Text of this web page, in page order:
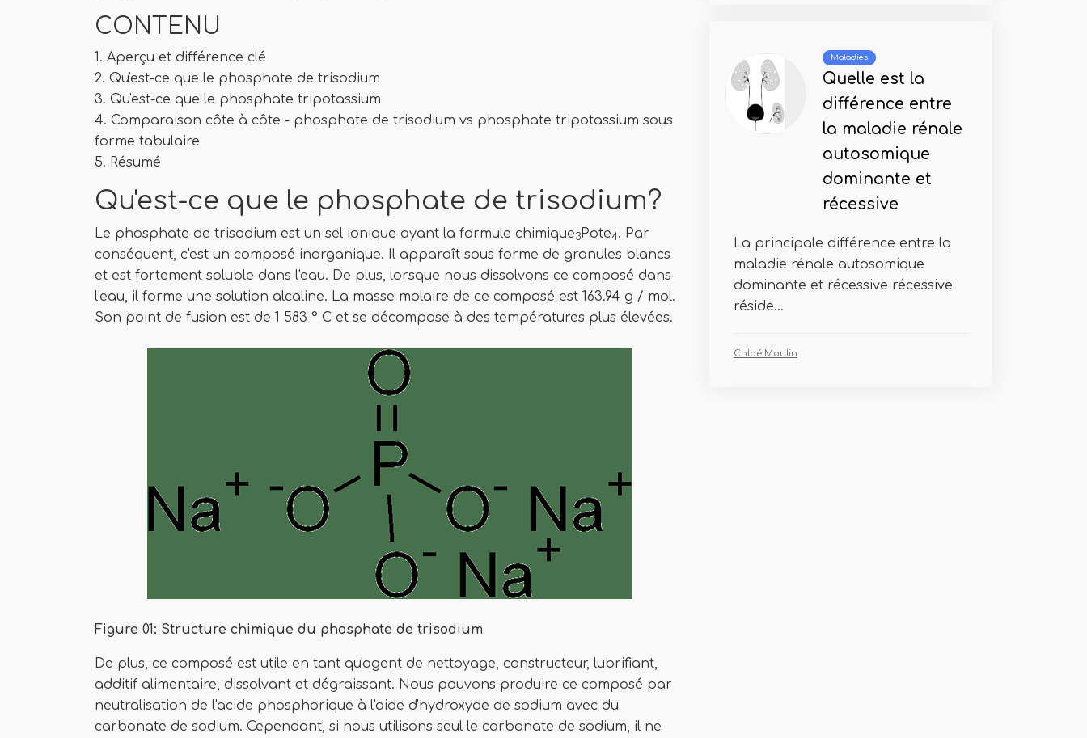
CONTENU
1. Aperçu et différence clé
2. Qu'est-ce que le phosphate de trisodium
3. Qu'est-ce que le phosphate tripotassium
4. Comparaison côte à côte - phosphate de trisodium vs phosphate tripotassium sous
forme tabulaire
5. Résumé
Qu'est-ce que le phosphate de trisodium?
Le phosphate de trisodium est un sel ionique ayant la formule chimique3Pote4. Par
conséquent, c'est un composé inorganique. Il apparaît sous forme de granules blancs
et est fortement soluble dans l'eau. De plus, lorsque nous dissolvons ce composé dans
l'eau, il forme une solution alcaline. La masse molaire de ce composé est 163.94 g / mol.
Son point de fusion est de 1 583 ° C et se décompose à des températures plus élevées.
Figure 01: Structure chimique du phosphate de trisodium
De plus, ce composé est utile en tant qu'agent de nettoyage, constructeur, lubrifiant,
additif alimentaire, dissolvant et dégraissant. Nous pouvons produire ce composé par
neutralisation de l'acide phosphorique à l'aide d'hydroxyde de sodium avec du
carbonate de sodium. Cependant, si nous utilisons seul le carbonate de sodium, il ne
Maladies
Quelle est la
différence entre
la maladie rénale
autosomique
dominante et
récessive
La principale différence entre la
maladie rénale autosomique
dominante et récessive récessive
réside...
Chloé Moulin